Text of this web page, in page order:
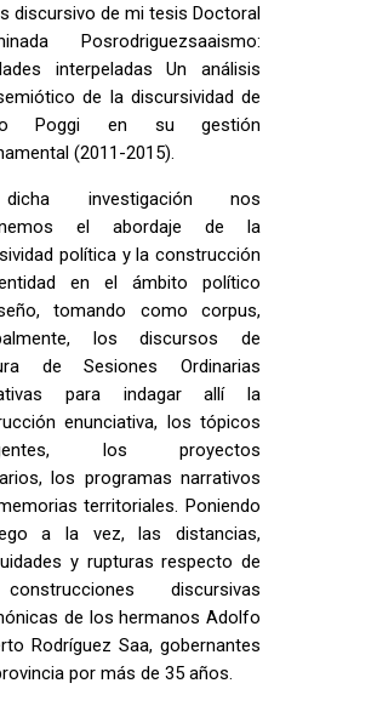
discursivo de mi tesis Doctoral
Posrodriguezsaaismo:
interpeladas Un análisis
de la discursividad de
Poggi en su gestión
(2011-2015).
investigación nos
el abordaje de la
política y la construcción
en el ámbito político
tomando como corpus,
los discursos de
de Sesiones Ordinarias
para indagar allí la
enunciativa, los tópicos
los proyectos
los programas narrativos
territoriales. Poniendo
a la vez, las distancias,
y rupturas respecto de
discursivas
de los hermanos Adolfo
Rodríguez Saa, gobernantes
por más de 35 años.